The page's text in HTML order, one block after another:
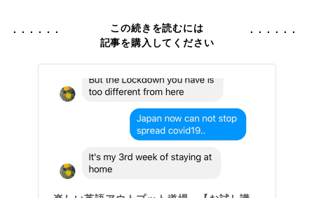
この続きを読むには
記事を購入してください